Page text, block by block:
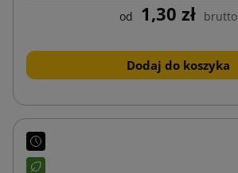
od 1,30 zł brutto
Dodaj do koszyka